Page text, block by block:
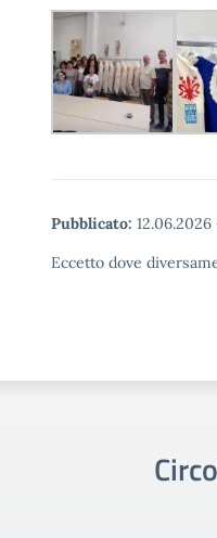
Pubblicato: 12.06.2026
Eccetto dove